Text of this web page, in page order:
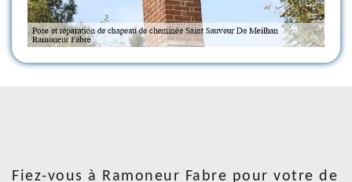
Fiez-vous à Ramoneur Fabre pour votre de